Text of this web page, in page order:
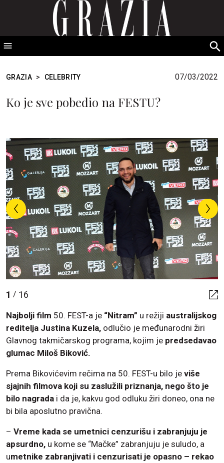
GRAZIA Srbija
GRAZIA > CELEBRITY 07/03/2022
Ko je sve pobedio na FESTU?
1 / 16
Najbolji film 50. FEST-a je “Nitram” u režiji australijskog
reditelja Justina Kuzela, odlučio je međunarodni žiri
Glavnog takmičarskog programa, kojim je predsedavao
glumac Miloš Biković.
Prema Bikovićevim rečima na 50. FEST-u bilo je više
sjajnih filmova koji su zaslužili priznanja, nego što je
bilo nagrada i da je, kakvu god odluku žiri doneo, ona ne
bi bila aposlutno pravična.
– Vreme kada se umetnici cenzurišu i zabranjuju je
apsurdno, u kome se “Mačke” zabranjuju je suludo, a
umetnike zabranjivati i cenzurisati je opasno – rekao